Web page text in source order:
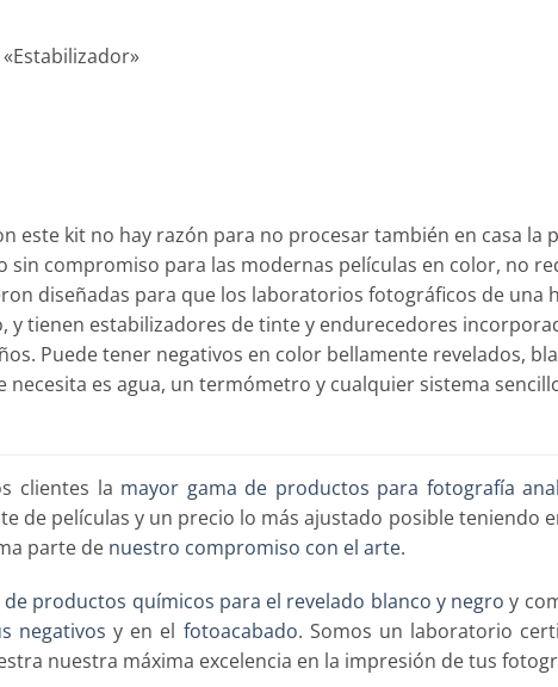
este kit no hay razón para no procesar también en casa la
sin compromiso para las modernas películas en color, no
diseñadas para que los laboratorios fotográficos de una
tienen estabilizadores de tinte y endurecedores
Puede tener negativos en color bellamente revelados,
es agua, un termómetro y cualquier sistema
clientes la mayor gama de productos para fotografía
de películas y un precio lo más ajustado posible teniendo
parte de nuestro compromiso con el arte.
productos químicos para el revelado blanco y negro y
negativos y en el fotoacabado. Somos un laboratorio
nuestra máxima excelencia en la impresión de tus